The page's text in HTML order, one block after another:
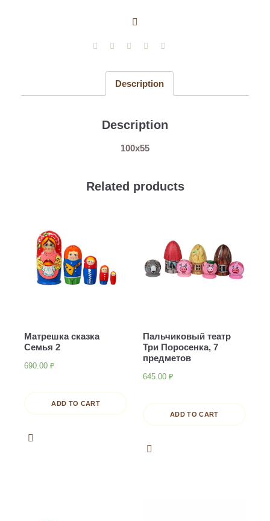
Description
Description
100х55
Related products
Матрешка сказка
Семья 2
690.00 ₽
ADD TO CART
Пальчиковый театр
Три Поросенка, 7
предметов
645.00 ₽
ADD TO CART